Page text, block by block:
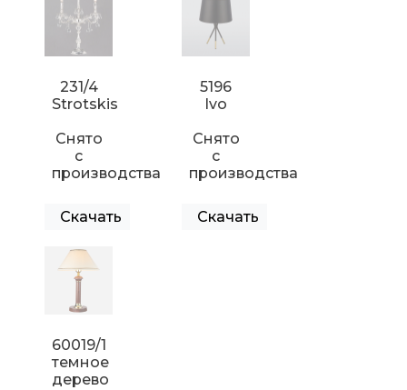
231/4
Strotskis
Снято
с
производства
Скачать
5196
Ivo
Снято
с
производства
Скачать
60019/1
темное
дерево